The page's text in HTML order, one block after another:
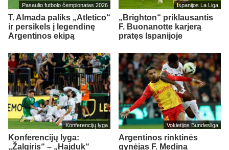
Pasaulio futbolo čempionatas 2026
T. Almada paliks „Atletico“
ir persikels į legendinę
Argentinos ekipą
Ispanijos La Liga
„Brighton“ priklausantis
F. Buonanotte karjerą
pratęs Ispanijoje
Konferencijų lyga
Konferencijų lyga:
„Žalgiris“ – „Hajduk“
Vokietijos Bundesliga
Argentinos rinktinės
gynėjas F. Medina